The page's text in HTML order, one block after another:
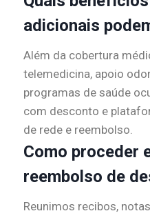
adicionais
Além da cobertura
telemedicina, apoio
programas de saúde
com desconto e
de rede e reembolso.
Como proceder
reembolso de
Reunimos recibos,